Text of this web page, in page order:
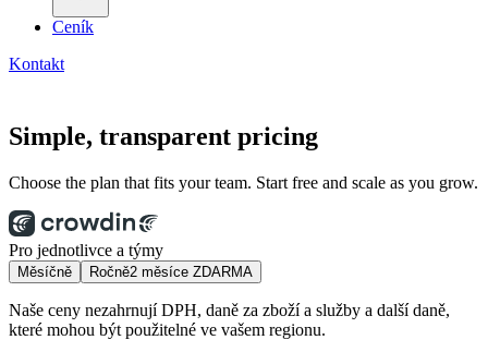
Ceník
Kontakt
Simple, transparent pricing
Choose the plan that fits your team. Start free and scale as you grow.
Pro jednotlivce a týmy
Měsíčně Ročně2 měsíce ZDARMA
Naše ceny nezahrnují DPH, daně za zboží a služby a další daně,
které mohou být použitelné ve vašem regionu.